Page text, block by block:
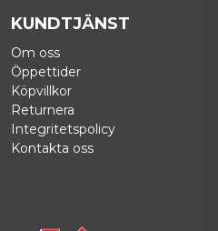
KUNDTJÄNST
Om oss
Öppettider
Köpvillkor
Returnera
Integritetspolicy
Kontakta oss